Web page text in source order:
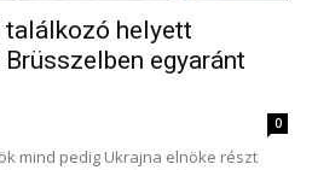
találkozó helyett
egyaránt
0
mind pedig Ukrajna elnöke részt